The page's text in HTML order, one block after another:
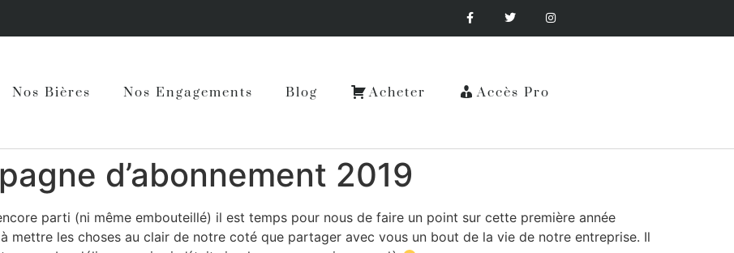
Nos Bières Nos Engagements Blog Acheter Accès Pro
d’abonnement 2019
parti (ni même embouteillé) il est temps pour nous de faire un point sur cette première année
mettre les choses au clair de notre coté que partager avec vous un bout de la vie de notre entreprise. Il